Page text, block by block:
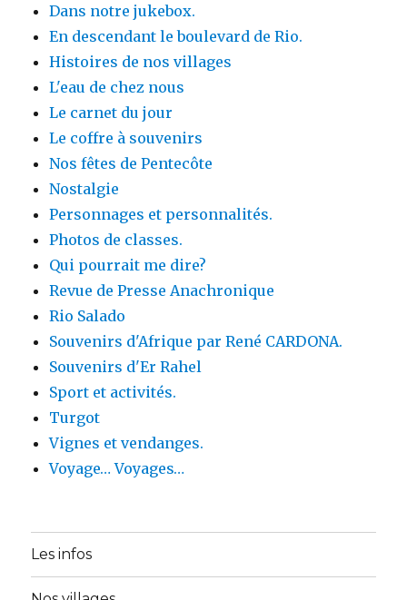
Dans notre jukebox.
En descendant le boulevard de Rio.
Histoires de nos villages
L'eau de chez nous
Le carnet du jour
Le coffre à souvenirs
Nos fêtes de Pentecôte
Nostalgie
Personnages et personnalités.
Photos de classes.
Qui pourrait me dire?
Revue de Presse Anachronique
Rio Salado
Souvenirs d'Afrique par René CARDONA.
Souvenirs d'Er Rahel
Sport et activités.
Turgot
Vignes et vendanges.
Voyage… Voyages…
Les infos